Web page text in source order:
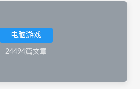
电脑游戏
24494篇文章